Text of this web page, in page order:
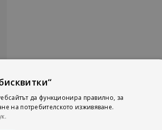
да функционира правилно, за
на потребителското изживяване.